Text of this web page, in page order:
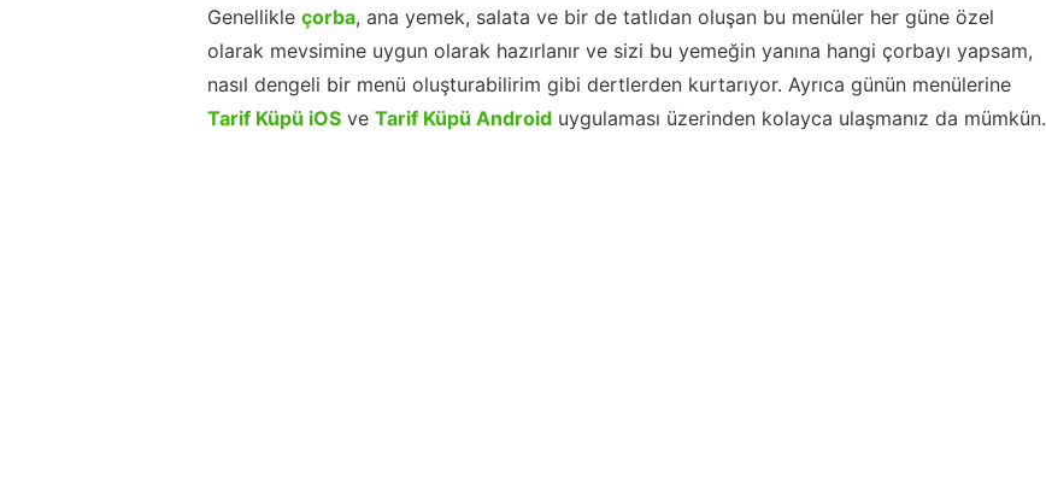
Genellikle çorba, ana yemek, salata ve bir de tatlıdan oluşan bu menüler her güne özel
olarak mevsimine uygun olarak hazırlanır ve sizi bu yemeğin yanına hangi çorbayı yapsam,
nasıl dengeli bir menü oluşturabilirim gibi dertlerden kurtarıyor. Ayrıca günün menülerine
Tarif Küpü iOS ve Tarif Küpü Android uygulaması üzerinden kolayca ulaşmanız da mümkün.